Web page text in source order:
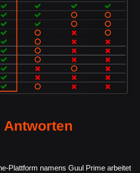
Antworten
Plattform namens Guul Prime arbeitet